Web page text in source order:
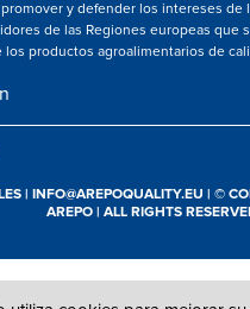
y defender los intereses de
de las Regiones europeas que
los productos agroalimentarios de
| INFO@AREPOQUALITY.EU | ©
AREPO | ALL RIGHTS